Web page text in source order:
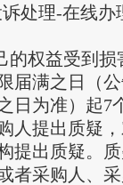
处理-在线办
权益受到损
届满之日（
日为准）起7
人提出质疑
提出质疑。
者采购人、